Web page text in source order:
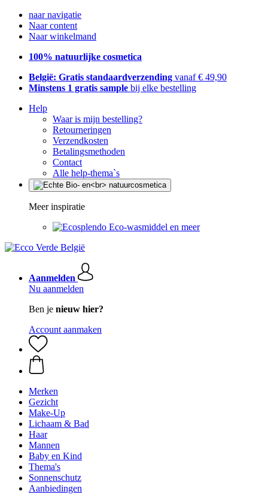
naar navigatie
Naar content
Naar winkelmand
100% natuurlijke cosmetica
België: Gratis standaardverzending vanaf € 49,90
Minstens 1 gratis sample bij elke bestelling
Help
Waar is mijn bestelling?
Retourneringen
Verzendkosten
Betalingsmethoden
Contact
Alle help-thema`s
Meer inspiratie
Eco-wasmiddel en meer
Aanmelden
Nu aanmelden
Ben je nieuw hier?
Account aanmaken
Merken
Gezicht
Make-Up
Lichaam & Bad
Haar
Mannen
Baby en Kind
Thema's
Sonnenschutz
Aanbiedingen